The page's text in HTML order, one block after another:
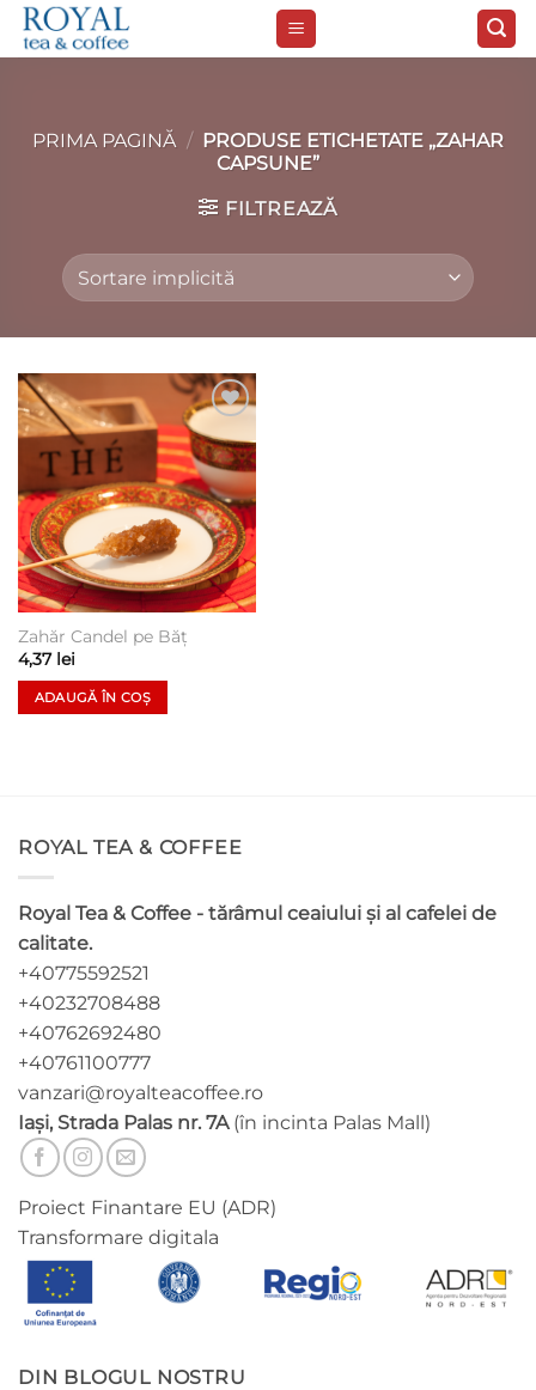
Skip
PRIMA PAGINĂ / PRODUSE ETICHETATE „ZAHAR
CAPSUNE”
FILTREAZĂ
Add to
wishlist
Zahăr Candel pe Băţ
4,37 lei
ADAUGĂ ÎN COȘ
ROYAL TEA & COFFEE
Royal Tea & Coffee - tărâmul ceaiului și al cafelei de
calitate.
+40775592521
+40232708488
+40762692480
+40761100777
vanzari@royalteacoffee.ro
Iași, Strada Palas nr. 7A(în incinta Palas Mall)
Proiect Finantare EU (ADR)
Transformare digitala
DIN BLOGUL NOSTRU